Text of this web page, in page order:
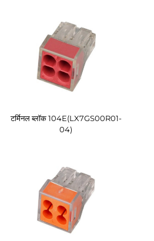
टर्मिनल ब्लॉक 104E(LX7GS00R01-
04)